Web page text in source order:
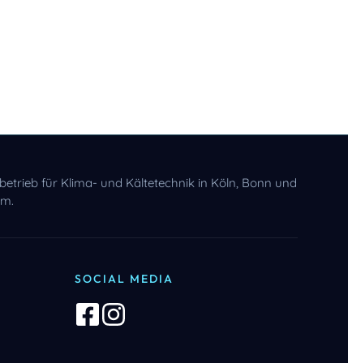
für Klima- und Kältetechnik in Köln, Bonn und
SOCIAL MEDIA